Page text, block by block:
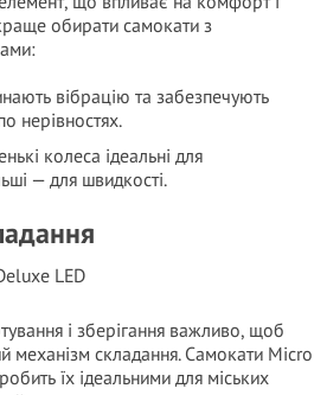
обирати самокати з
вібрацію та забезпечують
нерівностях.
колеса ідеальні для
— для швидкості.
і зберігання важливо, щоб
механізм складання. Самокати Micro
їх ідеальними для міських